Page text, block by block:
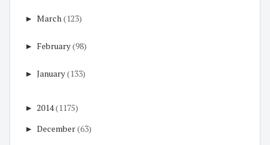
► March(123)
► February(98)
► January(133)
► 2014(1175)
► December(63)